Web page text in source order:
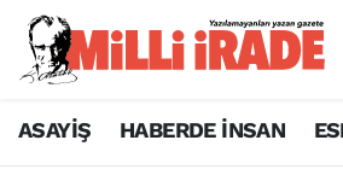
ASAYİŞ HABERDE İNSAN